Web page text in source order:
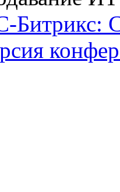
Битрикс: